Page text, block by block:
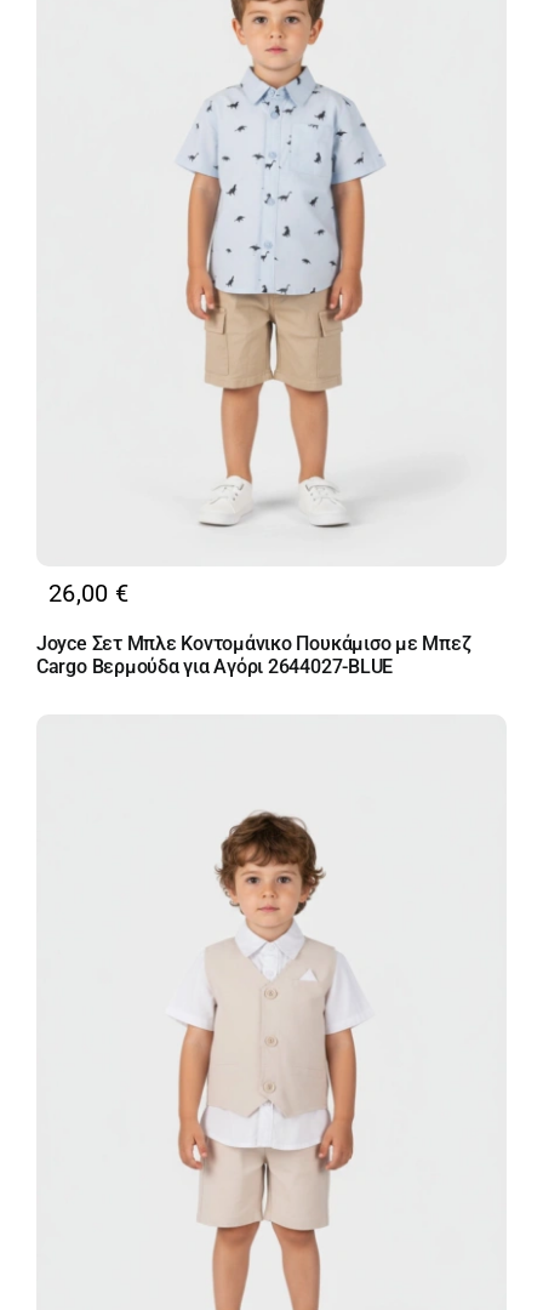
26,00 €
Joyce Σετ Μπλε Κοντομάνικο Πουκάμισο με Μπεζ
Cargo Βερμούδα για Αγόρι 2644027-BLUE